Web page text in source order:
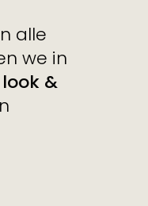
alle
we in
&